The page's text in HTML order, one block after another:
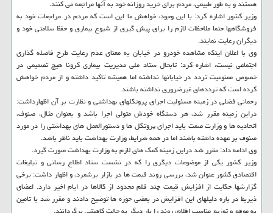
هستند و به طور طبیعی، مردم برای خرید روزانه خود به آنها مراجعه می كنند.
وزیر كشور اشاره كرد: با این وجود، خواهش ما این است كه مردم در مراجعات خود به
فروشگاهها حتما ملاحظات لازم را برای پیش گیری از شیوع بیماری و حفظ سلامتی خود و
دیگران رعایت نمایند.
وی با اعلان اینكه مشاهده خودرو در خیابان به معنای عدم رعایت طرح فاصله گذاری
اجتماعی نیست، اشاره كرد: تابحال ستاد ملی مدیریت بیماری كرونا هیچ تصمیمی در
خصوص ممنوعیت تردد در خیابانها نداشته اما همیشه تاكید داشته و از مردم خواهش
كرده است كه ترددهای غیرضروری نداشته باشند.
رحمانی فضلی در زمینه مسئولیت اجرای پروتكلهای بهداشتی و نظارت بر آن اظهارداشت:
دراین زمینه مقرر شد، هر دستگاه خودش متولی اجرا باشد و بعنوان مثال، صنوف،
اتحادیه ها و وزارت صمت باید اجرای پروتكل ها و دستورالعمل های بهداشتی را در مورد
صنوف بر عهده داشته باشند اما در همه شرایط، وزارت بهداشت باید ناظر باشد.
وی ادامه داد: مقرر شد دراین زمینه كمك های لازم به وزارت بهداشت صورت گیرد.
وزیر كشور یكی از موضوعات دیگری را كه در نشست ستاد اطلاع رسانی و تبلیغات
اقتصادی كشور عنوان شد، بررسی روند قیمت ها در بازار برشمرد، و اظهار داشت: برخی
گزارشها حكایت از افزایش قیمت چند قلم محدود از كالاها در ایام اخیر دارد. اعضای
ذیربط در باره دلیلهای این افزایش در بعضی حوزه ها توضیح دادند و مقرر شد با تامین